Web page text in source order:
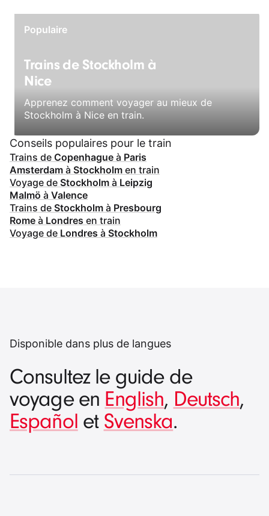
Populaire
Trains de Stockholm à
Nice
Apprenez comment voyager au mieux de
Stockholm à Nice en train.
Conseils populaires pour le train
Trains de Copenhague à Paris
Amsterdam à Stockholm en train
Voyage de Stockholm à Leipzig
Malmö à Valence
Trains de Stockholm à Presbourg
Rome à Londres en train
Voyage de Londres à Stockholm
Disponible dans plus de langues
Consultez le guide de
voyage en English, Deutsch,
Español et Svenska.